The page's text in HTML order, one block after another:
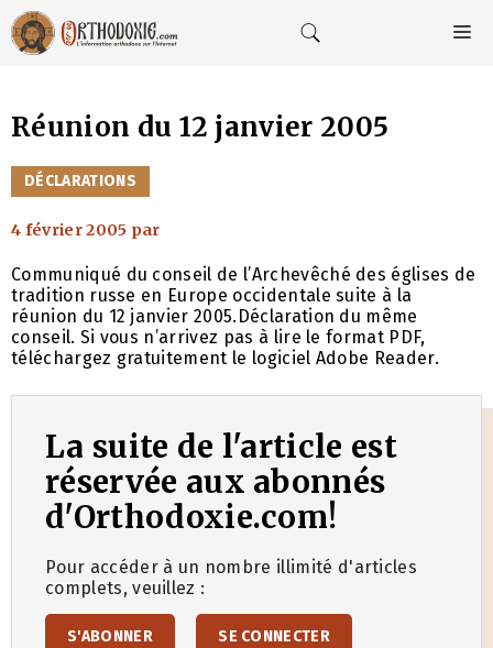
Aller
au
contenu
Réunion du 12 janvier 2005
CATÉGORIES
DÉCLARATIONS
4 février 2005 par
Communiqué du conseil de l’Archevêché des églises de
tradition russe en Europe occidentale suite à la
réunion du 12 janvier 2005.Déclaration du même
conseil. Si vous n’arrivez pas à lire le format PDF,
téléchargez gratuitement le logiciel Adobe Reader.
La suite de l'article est
réservée aux abonnés
d'Orthodoxie.com!
Pour accéder à un nombre illimité d'articles
complets, veuillez :
S'ABONNER SE CONNECTER